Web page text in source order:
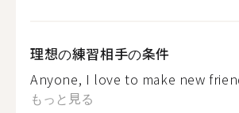
理想の練習相手の条件
Anyone, I love to make new
もっと見る